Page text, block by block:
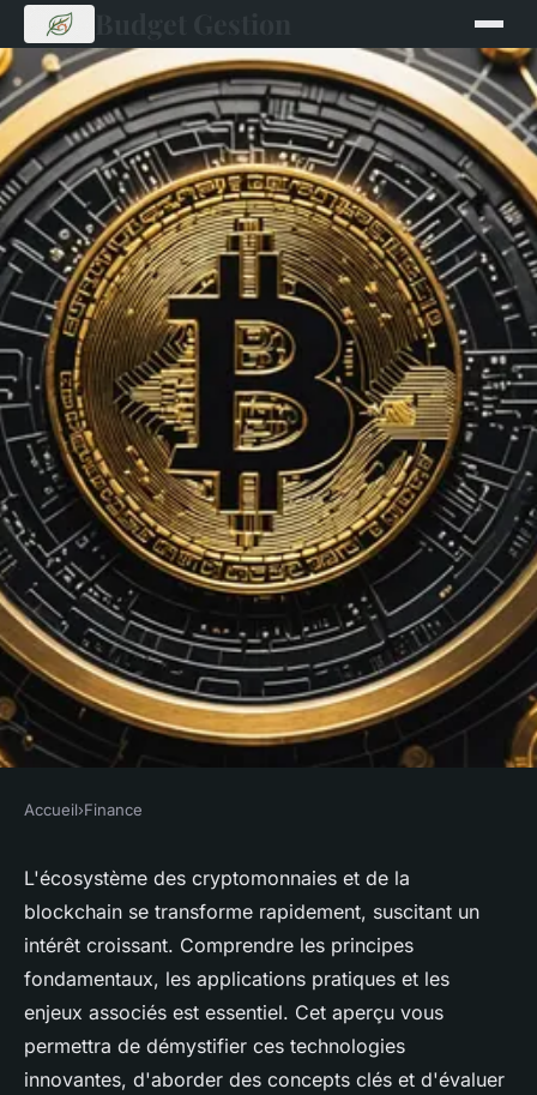
L'écosystème cryptomonnaies
et blockchain décrypté pour
vous
Guillaume•14 janvier 2025•5 min de lecture
Accueil›Finance
L'écosystème des cryptomonnaies et de la
blockchain se transforme rapidement, suscitant un
intérêt croissant. Comprendre les principes
fondamentaux, les applications pratiques et les
enjeux associés est essentiel. Cet aperçu vous
permettra de démystifier ces technologies
innovantes, d'aborder des concepts clés et d'évaluer